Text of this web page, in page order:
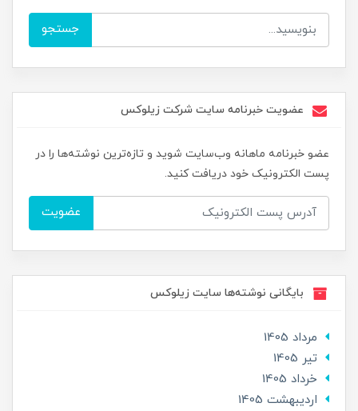
جستجو
عضویت خبرنامه سایت شرکت زیلوکس
عضو خبرنامه ماهانه وب‌سایت شوید و تازه‌ترین نوشته‌ها را در
پست الکترونیک خود دریافت کنید.
عضویت
بایگانی نوشته‌ها سایت زیلوکس
مرداد 1405
تير 1405
خرداد 1405
ارديبهشت 1405